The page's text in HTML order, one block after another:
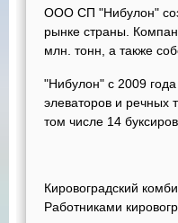
ООО СП "Нибулон"
рынке страны.
млн. тонн, а также
"Нибулон" с 2009
элеваторов и речных
том числе 14
Кировоградский
Работниками